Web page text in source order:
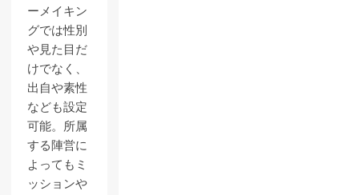
ーメイキン
グでは性別
や見た目だ
けでなく、
出自や素性
なども設定
可能。所属
する陣営に
よってもミ
ッションや